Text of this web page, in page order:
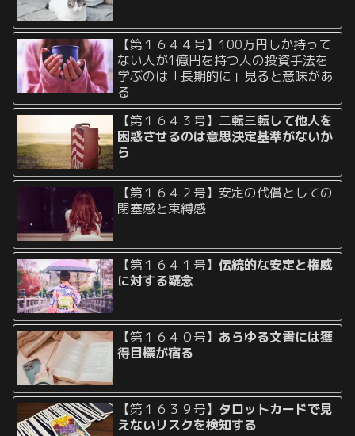
【第１６４４号】100万円しか持って
ない人が1億円を持つ人の投資手法を
学ぶのは「長期的に」見ると意味があ
る
【第１６４３号】 二転三転して他人を
困惑させるのは意思決定基準がないか
ら
【第１６４２号】安定の代償としての
閉塞感と束縛感
【第１６４１号】伝統的な安定と権威
に対する疑念
【第１６４０号】 あらゆる文書には獲
得目標が宿る
【第１６３９号】 タロットカードで見
えないリスクを検知する